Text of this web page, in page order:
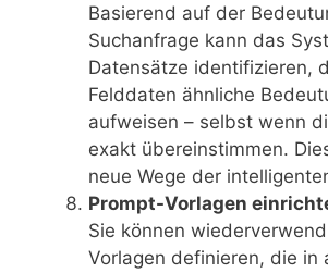
Basierend auf der
Suchanfrage kann das
Datensätze identifizieren,
Felddaten ähnliche
aufweisen – selbst wenn
exakt übereinstimmen.
neue Wege der
Prompt-Vorlagen
Sie können
Vorlagen definieren, die in